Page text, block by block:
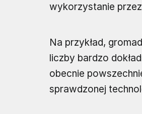
wykorzystanie
Na przykład,
liczby bardzo
obecnie
sprawdzonej